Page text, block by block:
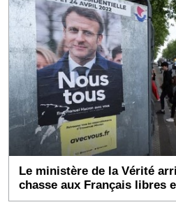
Le ministère de la Vérité
chasse aux Français libres